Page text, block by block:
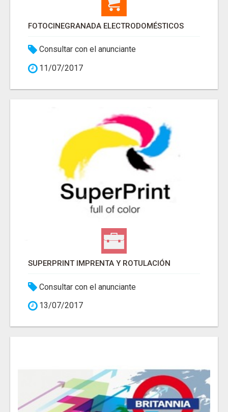
FOTOCINEGRANADA ELECTRODOMÉSTICOS
Consultar con el anunciante
11/07/2017
SUPERPRINT IMPRENTA Y ROTULACIÓN
Consultar con el anunciante
13/07/2017